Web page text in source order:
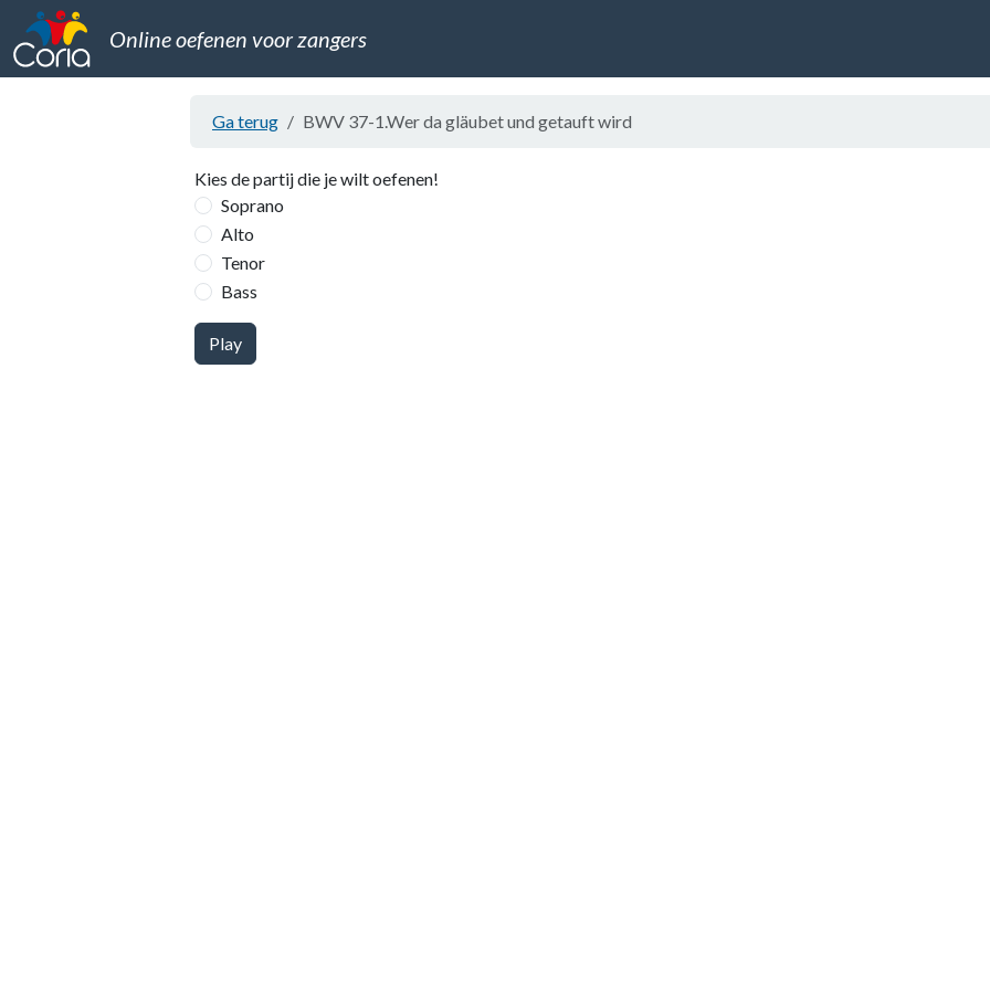
Online oefenen voor zangers
Ga terug BWV 37-1.Wer da gläubet und getauft wird
Kies de partij die je wilt oefenen!
Soprano
Alto
Tenor
Bass
Play